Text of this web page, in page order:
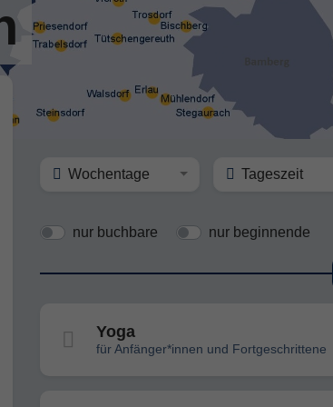
Wochentage Tageszeit
nur buchbare nur beginnende
Yoga
für Anfänger*innen und Fortgeschrittene